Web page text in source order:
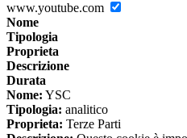
www.youtube.com
Nome
Tipologia
Proprieta
Descrizione
Durata
Nome: YSC
Tipologia: analitico
Proprieta: Terze Parti